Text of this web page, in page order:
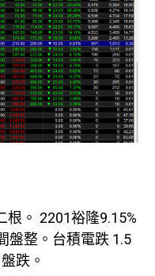
。 2201裕隆9.15%
盤整。台積電跌 1.5
跌。